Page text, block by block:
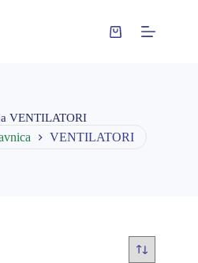
Korpa
VENTILATORI
VENTILATORI